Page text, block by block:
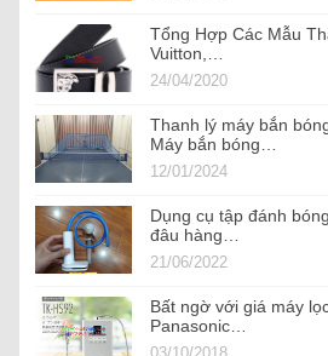
Tổng Hợp Các Mẫu
Vuitton,…
24/04/2020
Thanh lý máy bắn
Máy bắn bóng…
12/01/2024
Dụng cụ tập đánh
đâu hàng…
21/06/2022
Bất ngờ với giá máy
Panasonic…